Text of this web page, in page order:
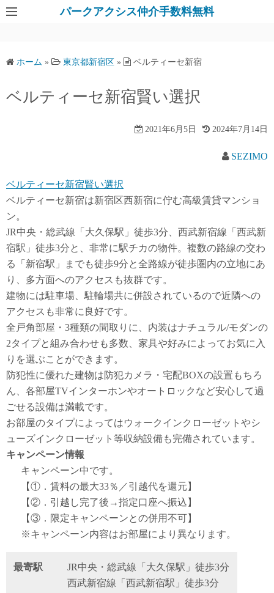
パークアクシス仲介手数料無料
ホーム » 東京都新宿区 » ベルティーセ新宿
ベルティーセ新宿賢い選択
2021年6月5日 2024年7月14日
SEZIMO
ベルティーセ新宿賢い選択
ベルティーセ新宿は新宿区西新宿に佇む高級賃貸マンショ
ン。
JR中央・総武線「大久保駅」徒歩3分、西武新宿線「西武新
宿駅」徒歩3分と、非常に駅チカの物件。複数の路線の交わ
る「新宿駅」までも徒歩9分と全路線が徒歩圏内の立地にあ
り、多方面へのアクセスも抜群です。
建物には駐車場、駐輪場共に併設されているので近隣への
アクセスも非常に良好です。
全戸角部屋・3種類の間取りに、内装はナチュラル/モダンの
2タイプと組み合わせも多数、家具や好みによってお気に入
りを選ぶことができます。
防犯性に優れた建物は防犯カメラ・宅配BOXの設置もちろ
ん、各部屋TVインターホンやオートロックなど安心して過
ごせる設備は満載です。
お部屋のタイプによってはウォークインクローゼットやシ
ューズインクローゼット等収納設備も完備されています。
キャンペーン情報
キャンペーン中です。
【①．賃料の最大33％／引越代を還元】
【②．引越し完了後→指定口座へ振込】
【③．限定キャンペーンとの併用不可】
※キャンペーン内容はお部屋により異なります。
最寄駅
JR中央・総武線「大久保駅」徒歩3分
西武新宿線「西武新宿駅」徒歩3分